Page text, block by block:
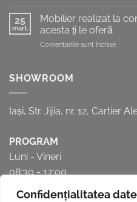
Confidențialitatea
spațiu
de
să
25
mart.
Mobilier realizat la
acesta ți le oferă
Comentariile sunt închisepentru
beneficii
pe
SHOWROOM
Iași, Str. Jijia, nr. 12, Cartier
PROGRAM
Luni - Vineri
08:30 - 17:00